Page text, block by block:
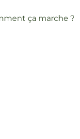
ça marche ?